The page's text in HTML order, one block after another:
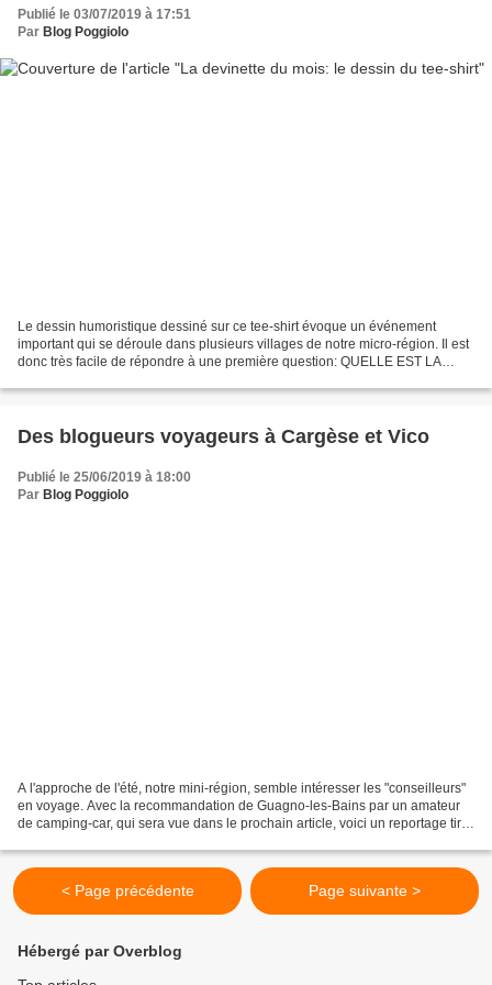
Publié le 03/07/2019 à 17:51
Par Blog Poggiolo
Le dessin humoristique dessiné sur ce tee-shirt évoque un événement
important qui se déroule dans plusieurs villages de notre micro-région. Il est
donc très facile de répondre à une première question: QUELLE EST LA
Des blogueurs voyageurs à Cargèse et Vico
Publié le 25/06/2019 à 18:00
Par Blog Poggiolo
A l'approche de l'été, notre mini-région, semble intéresser les "conseilleurs"
en voyage. Avec la recommandation de Guagno-les-Bains par un amateur
de camping-car, qui sera vue dans le prochain article, voici un reportage tiré
< Page précédente Page suivante >
Hébergé par Overblog